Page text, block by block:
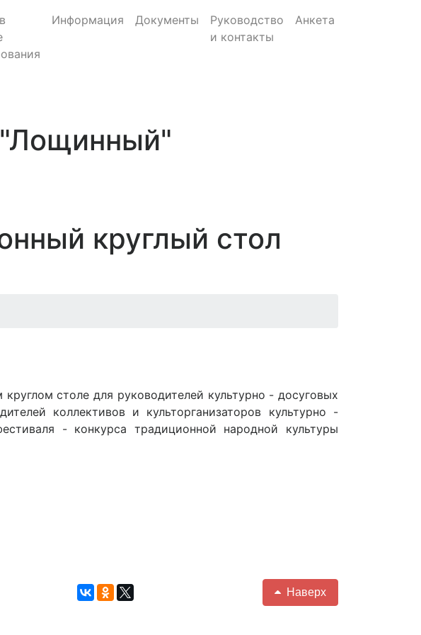
Информация Документы
Руководство
и контакты
Анкета
круглый стол
столе для руководителей культурно - досуговых
коллективов и культорганизаторов культурно -
- конкурса традиционной народной культуры
Наверх